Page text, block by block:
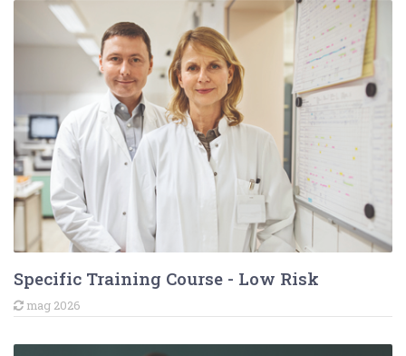
Specific Training Course - Low Risk
mag 2026
I miei corsi
Annunci del sito
I nostri servizi
Chi siamo
AiFOS
I miei corsi
Corsi
Area tecnico normativa
Formazione obbligatoria
Area gestionale
Area comportamentale
Corsi e-learning
General Training Course (AWL-E-007-04)
Aggiornamento lavoratori (LAB) (AWL-E-